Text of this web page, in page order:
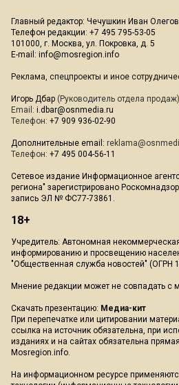
Главный редактор: Чечушкин Иван
Телефон редакции: +7 495 795-53-05
101000, г. Москва, ул. Покровка, д. 5
E-mail: info@mosregion.info
Реклама, спецпроекты и иное
Игорь Дбар (Руководитель отдела продаж)
Email: i.dbar@osnmedia.ru
Телефон: +7 909 936-02-90
Дополнительные email:
Телефон: +7 495 004-56-11
Сетевое издание Информационное
региона" зарегистрировано
запись ЭЛ № ФС77-73861.
18+
Учредитель: Автономная
информированию и просвещению
"Общественная служба новостей" (ОГРН
Мнение редакции может не совпадать с
Скачать презентацию: Медиа-кит
При перепечатке или цитировании
ссылка на источник обязательна, при
изданиях и на сайтах обязательна
Mosregion.info.
На информационном ресурсе